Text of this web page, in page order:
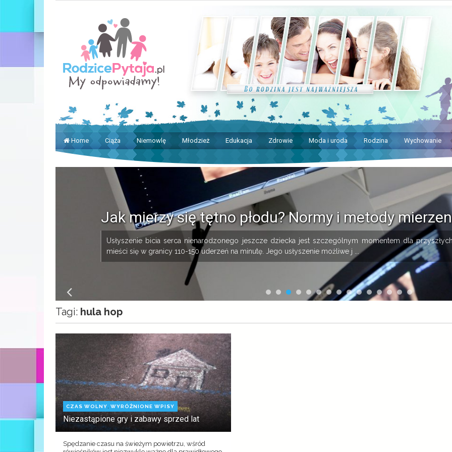
Home Ciąża Niemowlę Młodzież Edukacja Zdrowie Moda i uroda Rodzina Wychowanie
Jak mierzy się tętno płodu? Normy i metody
Usłyszenie bicia serca nienarodzonego jeszcze dziecka jest szczególnym momentem dla
mieści się w granicy 110-150 uderzeń na minutę. Jego usłyszenie możliwe j ...
Tagi: hula hop
CZAS WOLNY, WYRÓŻNIONE WPISY
Niezastąpione gry i zabawy sprzed lat
Spędzanie czasu na świeżym powietrzu, wśród